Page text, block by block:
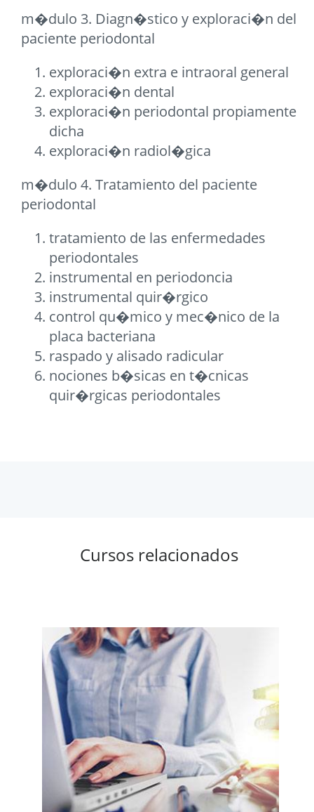
m�dulo 3. Diagn�stico y exploraci�n del
paciente periodontal
exploraci�n extra e intraoral general
exploraci�n dental
exploraci�n periodontal propiamente
dicha
exploraci�n radiol�gica
m�dulo 4. Tratamiento del paciente
periodontal
tratamiento de las enfermedades
periodontales
instrumental en periodoncia
instrumental quir�rgico
control qu�mico y mec�nico de la
placa bacteriana
raspado y alisado radicular
nociones b�sicas en t�cnicas
quir�rgicas periodontales
Cursos relacionados